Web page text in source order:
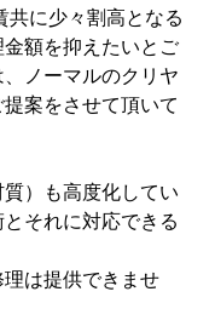
共に少々割高となる
額を抑えたいとご
ノーマルのクリヤ
案をさせて頂いて
）も高度化してい
それに対応できる
は提供できませ